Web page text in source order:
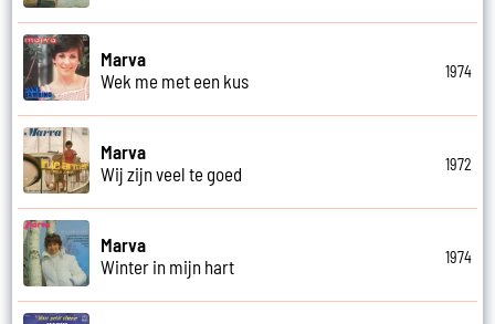
Marva
Wek me met een kus
1974
Marva
Wij zijn veel te goed
1972
Marva
Winter in mijn hart
1974